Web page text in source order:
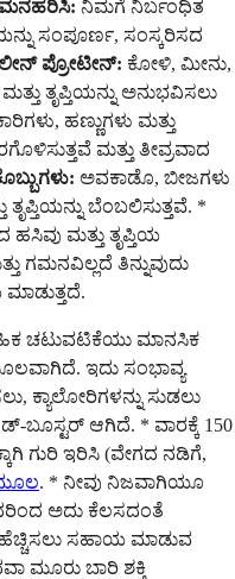
ನಿಮಗೆ ನಿರ್ಬಂಧಿತ
ಸಂಪೂರ್ಣ, ಸಂಸ್ಕರಿಸದ
ಪ್ರೋಟೀನ್: ಕೋಳಿ, ಮೀನು,
ತೃಪ್ತಿಯನ್ನು ಅನುಭವಿಸಲು
ಹಣ್ಣುಗಳು ಮತ್ತು
ಮತ್ತು ತೀವ್ರವಾದ
ಅವಕಾಡೊ, ಬೀಜಗಳು
ಬೆಂಬಲಿಸುತ್ತವೆ. *
ಹಸಿವು ಮತ್ತು ತೃಪ್ತಿಯ
ಗಮನವಿಲ್ಲದೆ ತಿನ್ನುವುದು
ಚಟುವಟಿಕೆಯು ಮಾನಸಿಕ
ಇದು ಸಂಭಾವ್ಯ
ಸುಡಲು
ಬೂಸ್ಟರ್ ಆಗಿದೆ. * ವಾರಕ್ಕೆ 150
ಗುರಿ ಇರಿಸಿ (ವೇಗದ ನಡಿಗೆ,
. * ನೀವು ನಿಜವಾಗಿಯೂ
ಅದು ಕೆಲಸದಂತೆ
ಸಹಾಯ ಮಾಡುವ
ಮೂರು ಬಾರಿ ಶಕ್ತಿ